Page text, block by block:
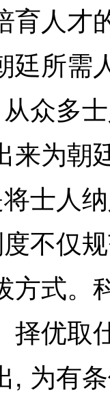
育人才
廷所需
从众多
来为朝
士人
不仅
方式。
择优取
, 为有